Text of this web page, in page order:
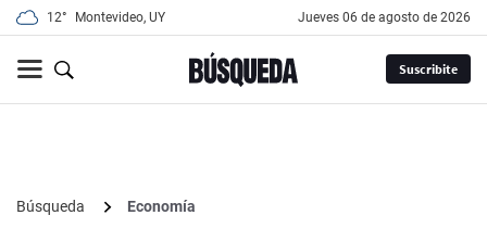
12° Montevideo, UY jueves 06 de agosto de 2026
Suscribite
Búsqueda
Economía